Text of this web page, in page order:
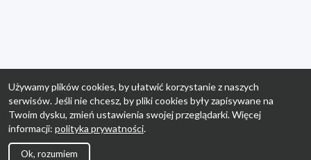
Używamy plików cookies, by ułatwić korzystanie z naszych
serwisów. Jeśli nie chcesz, by pliki cookies były zapisywane na
Twoim dysku, zmień ustawienia swojej przeglądarki. Więcej
informacji: polityka prywatności.
Ok, rozumiem